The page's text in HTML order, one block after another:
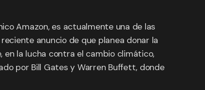
Amazon, es actualmente una de las
anuncio de que planea donar la
la lucha contra el cambio climático,
por Bill Gates y Warren Buffett, donde